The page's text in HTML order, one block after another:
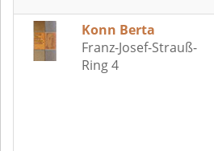
Konn Berta
Franz-Josef-Strauß-
Ring 4